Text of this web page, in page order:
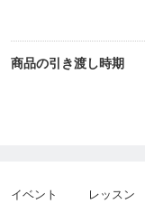
商品の引き渡し時期
イベント レッスン